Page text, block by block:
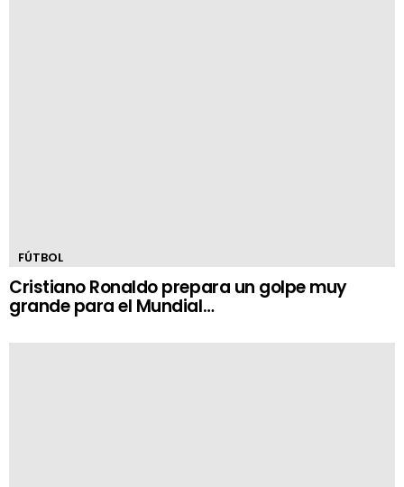
FÚTBOL
Cristiano Ronaldo prepara un golpe muy
grande para el Mundial…